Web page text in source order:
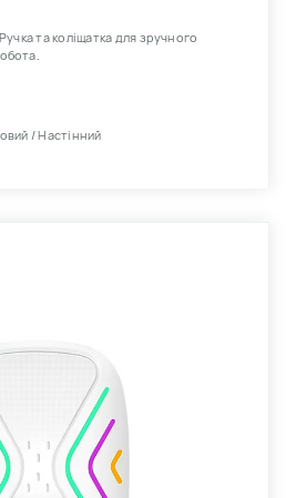
та коліщатка для зручного
/ Настінний